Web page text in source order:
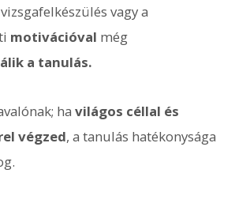
vagy a
motivációval még
a tanulás.
ha világos céllal és
végzed, a tanulás hatékonysága